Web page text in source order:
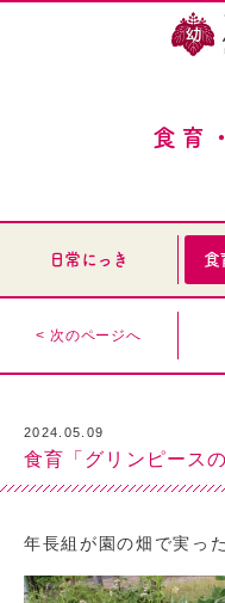
食育
日常にっき 食
< 次のページへ
2024.05.09
食育「グリンピース
年長組が園の畑で実っ